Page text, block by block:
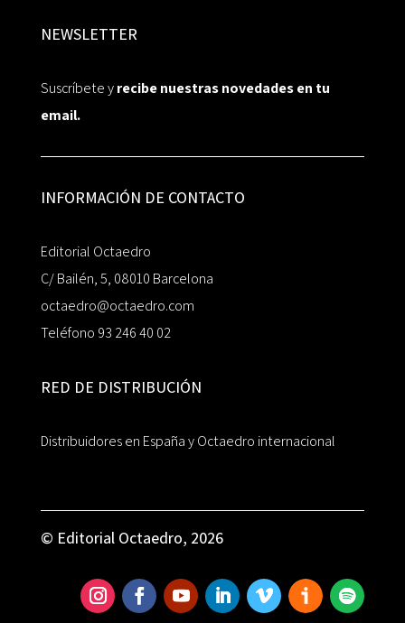
NEWSLETTER
Suscríbete yrecibe nuestras novedades en tu
email.
INFORMACIÓN DE CONTACTO
Editorial Octaedro
C/ Bailén, 5, 08010 Barcelona
octaedro@octaedro.com
Teléfono 93 246 40 02
RED DE DISTRIBUCIÓN
Distribuidores en España y Octaedro internacional
© Editorial Octaedro, 2026